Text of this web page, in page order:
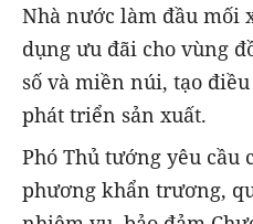
Nhà nước làm đầu mối
dụng ưu đãi cho vùng
số và miền núi, tạo
phát triển sản xuất.
Phó Thủ tướng yêu cầu
phương khẩn trương,